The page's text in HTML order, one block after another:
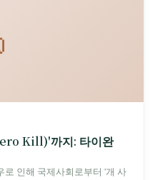
Kill)'까지: 타이완
로 인해 국제사회로부터 '개 사